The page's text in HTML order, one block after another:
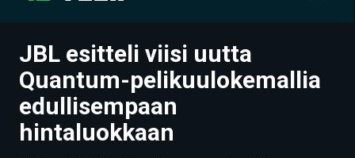
UUTISET
ARTIKKELIT
VIDEOT
JBL esitteli viisi uutta
Quantum-pelikuulokemallia
edullisempaan
hintaluokkaan